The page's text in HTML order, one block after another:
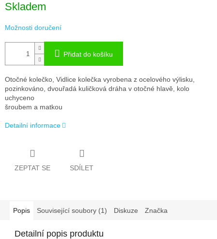
cena:
Skladem
Možnosti doručení
Přidat do košíku
Otočné kolečko, Vidlice kolečka vyrobena z ocelového výlisku,
pozinkováno, dvouřadá kuličková dráha v otočné hlavě, kolo
uchyceno
šroubem a matkou
Detailní informace
ZEPTAT SE SDÍLET
Popis Související soubory (1) Diskuze Značka
Detailní popis produktu